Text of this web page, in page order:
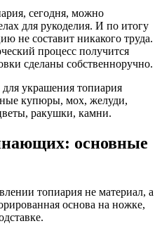
сегодня, можно
для рукоделия. И по итогу
не составит никакого труда.
процесс получится
сделаны собственноручно.
украшения топиария
купюры, мох, желуди,
ракушки, камни.
основные
топиария не материал, а
основа на ножке,